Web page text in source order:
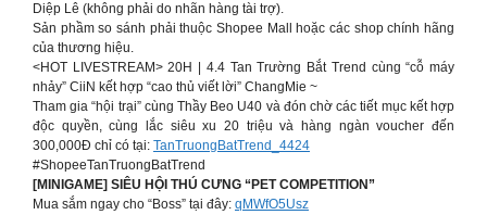
Diệp Lê (không phải do nhãn hàng tài trợ).
Sản phầm so sánh phải thuộc Shopee Mall hoặc các shop chính hãng
của thương hiệu.
<HOT LIVESTREAM> 20H | 4.4 Tan Trường Bắt Trend cùng “cỗ máy
nhảy” CiiN kết hợp “cao thủ viết lời” ChangMie ~
Tham gia “hội trại” cùng Thầy Beo U40 và đón chờ các tiết mục kết hợp
độc quyền, cùng lắc siêu xu 20 triệu và hàng ngàn voucher đến
300,000Đ chỉ có tại: TanTruongBatTrend_4424
#ShopeeTanTruongBatTrend
[MINIGAME] SIÊU HỘI THÚ CƯNG “PET COMPETITION”
Mua sắm ngay cho “Boss” tại đây: qMWfO5Usz